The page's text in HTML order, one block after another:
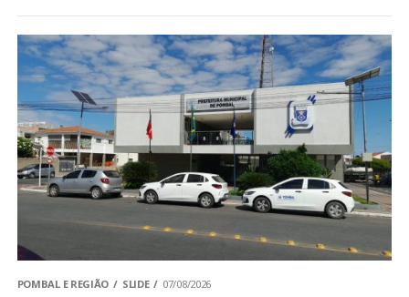
POMBAL E REGIÃO SLIDE 07/08/2026